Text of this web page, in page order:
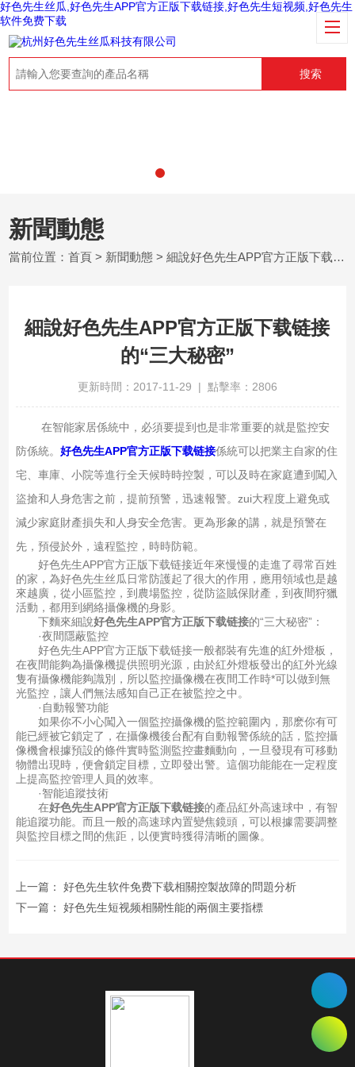
好色先生丝瓜,好色先生APP官方正版下载链接,好色先生短视频,好色先生
软件免费下载
搜索
新聞動態
當前位置：首頁 > 新聞動態 > 細說好色先生APP官方正版下载链接的“三大秘密”
細說好色先生APP官方正版下载链接
的“三大秘密”
更新時間：2017-11-29 | 點擊率：2806
在智能家居係統中，必須要提到也是非常重要的就是監控安
防係統。 好色先生APP官方正版下载链接係統可以把業主自家的住
宅、車庫、小院等進行全天候時時控製，可以及時在家庭遭到闖入
盜搶和人身危害之前，提前預警，迅速報警。zui大程度上避免或
減少家庭財產損失和人身安全危害。更為形象的講，就是預警在
先，預侵於外，遠程監控，時時防範。
好色先生APP官方正版下载链接近年來慢慢的走進了尋常百姓
的家，為好色先生丝瓜日常防護起了很大的作用，應用領域也是越
來越廣，從小區監控，到農場監控，從防盜賊保財產，到夜間狩獵
活動，都用到網絡攝像機的身影。
下麵來細說好色先生APP官方正版下载链接的“三大秘密”：
·夜間隱蔽監控
好色先生APP官方正版下载链接一般都裝有先進的紅外燈板，
在夜間能夠為攝像機提供照明光源，由於紅外燈板發出的紅外光線
隻有攝像機能夠識別，所以監控攝像機在夜間工作時*可以做到無
光監控，讓人們無法感知自己正在被監控之中。
·自動報警功能
如果你不小心闖入一個監控攝像機的監控範圍內，那麽你有可
能已經被它鎖定了，在攝像機後台配有自動報警係統的話，監控攝
像機會根據預設的條件實時監測監控畫麵動向，一旦發現有可移動
物體出現時，便會鎖定目標，立即發出警。這個功能能在一定程度
上提高監控管理人員的效率。
·智能追蹤技術
在好色先生APP官方正版下载链接的產品紅外高速球中，有智
能追蹤功能。而且一般的高速球內置變焦鏡頭，可以根據需要調整
與監控目標之間的焦距，以便實時獲得清晰的圖像。
上一篇： 好色先生软件免费下载相關控製故障的問題分析
下一篇： 好色先生短视频相關性能的兩個主要指標